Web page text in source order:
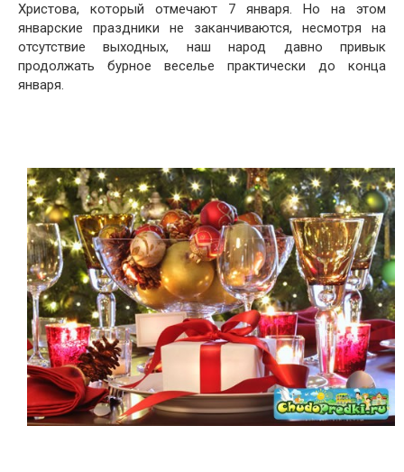
Христова, который отмечают 7 января. Но на этом
январские праздники не заканчиваются, несмотря на
отсутствие выходных, наш народ давно привык
продолжать бурное веселье практически до конца
января.